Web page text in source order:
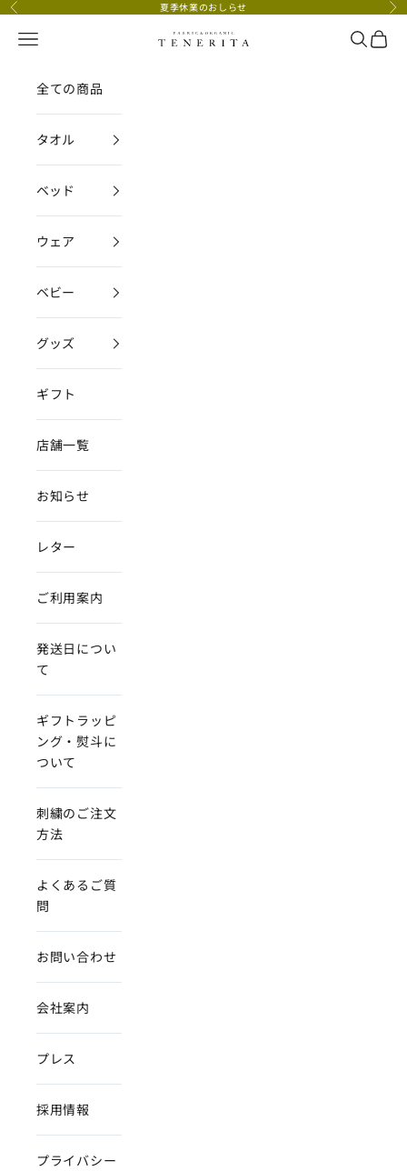
コンテンツへスキップ
前へ 夏季休業のおしらせ 次
TENERITA公式オンラインストア
メニュー 検索カー
全ての商品
タオル
ベッド
ウェア
ベビー
グッズ
ギフト
店舗一覧
お知らせ
レター
ご利用案内
発送日につい
て
ギフトラッピ
ング・熨斗に
ついて
刺繍のご注文
方法
よくあるご質
問
お問い合わせ
会社案内
プレス
採用情報
プライバシー